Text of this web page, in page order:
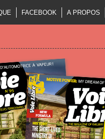
FACEBOOK A PROPOS